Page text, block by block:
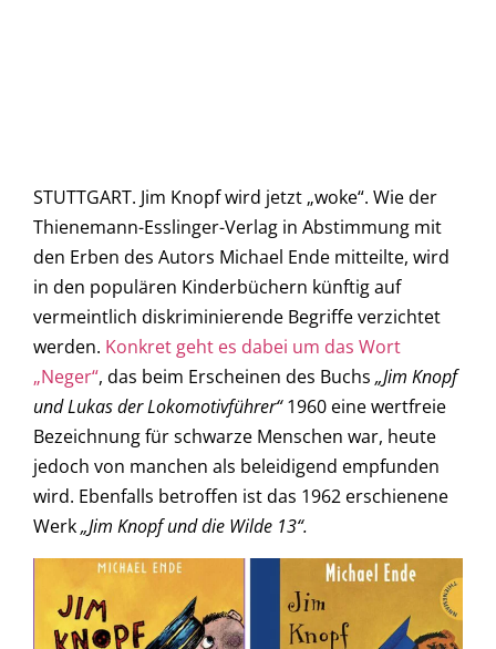
STUTTGART. Jim Knopf wird jetzt „woke“. Wie der
Thienemann-Esslinger-Verlag in Abstimmung mit
den Erben des Autors Michael Ende mitteilte, wird
in den populären Kinderbüchern künftig auf
vermeintlich diskriminierende Begriffe verzichtet
werden. Konkret geht es dabei um das Wort
„Neger“, das beim Erscheinen des Buchs „Jim Knopf
und Lukas der Lokomotivführer“1960 eine wertfreie
Bezeichnung für schwarze Menschen war, heute
jedoch von manchen als beleidigend empfunden
wird. Ebenfalls betroffen ist das 1962 erschienene
Werk„Jim Knopf und die Wilde 13“.